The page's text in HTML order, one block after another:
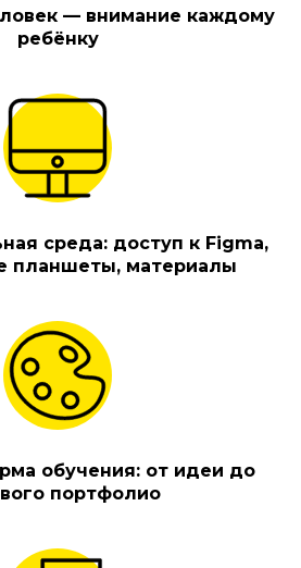
— внимание каждому
ребёнку
среда: доступ к Figma,
планшеты, материалы
обучения: от идеи до
портфолио